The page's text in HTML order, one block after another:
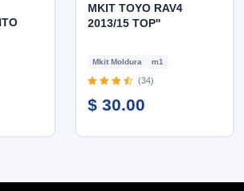
MKIT TOYO RAV4
2013/15 TOP"
Mkit Moldura m1
(34)
$ 30.00